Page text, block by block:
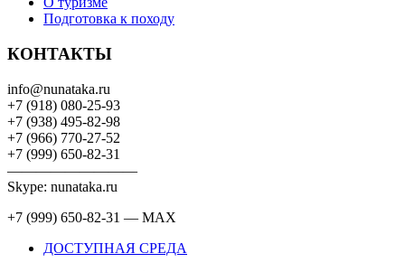
Подготовка к походу
КОНТАКТЫ
info@nunataka.ru
+7 (918) 080-25-93
+7 (938) 495-82-98
+7 (966) 770-27-52
+7 (999) 650-82-31
—————————
Skype: nunataka.ru
+7 (999) 650-82-31 — MAX
ДОСТУПНАЯ СРЕДА